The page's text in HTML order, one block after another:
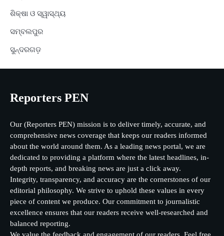
ଶିକ୍ଷା ଓ ସ୍ୱାସ୍ଥ୍ୟ
ସମ୍ବଲପୁର
ସୁନ୍ଦରଗଡ଼
Reporters PEN
Our (Reporters PEN) mission is to deliver timely, accurate, and
comprehensive news coverage that keeps our readers informed
about the world around them. As a leading news portal, we are
dedicated to providing a platform where the latest headlines, in-
depth reports, and breaking news are just a click away.
Integrity, transparency, and accuracy are the cornerstones of our
editorial philosophy. We strive to uphold these values in every
piece of content we produce. Our commitment to journalistic
excellence ensures that our readers receive well-researched and
balanced reporting.
We value the feedback and engagement of our readers. Feel free